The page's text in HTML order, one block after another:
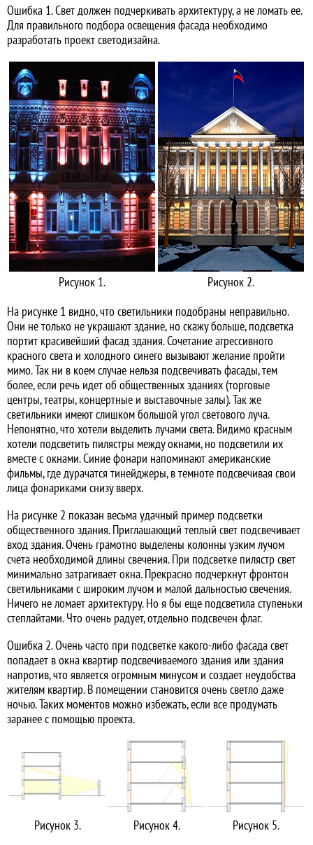
Ошибка 1. Свет должен подчеркивать архитектуру, а не ломать ее.
Для правильного подбора освещения фасада необходимо
разработать проект светодизайна.
Рисунок 1.
Рисунок 2.
На рисунке 1 видно, что светильники подобраны неправильно.
Они не только не украшают здание, но скажу больше, подсветка
портит красивейший фасад здания. Сочетание агрессивного
красного света и холодного синего вызывают желание пройти
мимо. Так ни в коем случае нельзя подсвечивать фасады, тем
более, если речь идет об общественных зданиях (торговые
центры, театры, концертные и выставочные залы). Так же
светильники имеют слишком большой угол светового луча.
Непонятно, что хотели выделить лучами света. Видимо красным
хотели подсветить пилястры между окнами, но подсветили их
вместе с окнами. Синие фонари напоминают американские
фильмы, где дурачатся тинейджеры, в темноте подсвечивая свои
лица фонариками снизу вверх.
На рисунке 2 показан весьма удачный пример подсветки
общественного здания. Приглашающий теплый свет подсвечивает
вход здания. Очень грамотно выделены колонны узким лучом
счета необходимой длины свечения. При подсветке пилястр свет
минимально затрагивает окна. Прекрасно подчеркнут фронтон
светильниками с широким лучом и малой дальностью свечения.
Ничего не ломает архитектуру. Но я бы еще подсветила ступеньки
степлайтами. Что очень радует, отдельно подсвечен флаг.
Ошибка 2. Очень часто при подсветке какого-либо фасада свет
попадает в окна квартир подсвечиваемого здания или здания
напротив, что является огромным минусом и создает неудобства
жителям квартир. В помещении становится очень светло даже
ночью. Таких моментов можно избежать, если все продумать
заранее с помощью проекта.
Рисунок 3. Рисунок 4.
Рисунок 5.